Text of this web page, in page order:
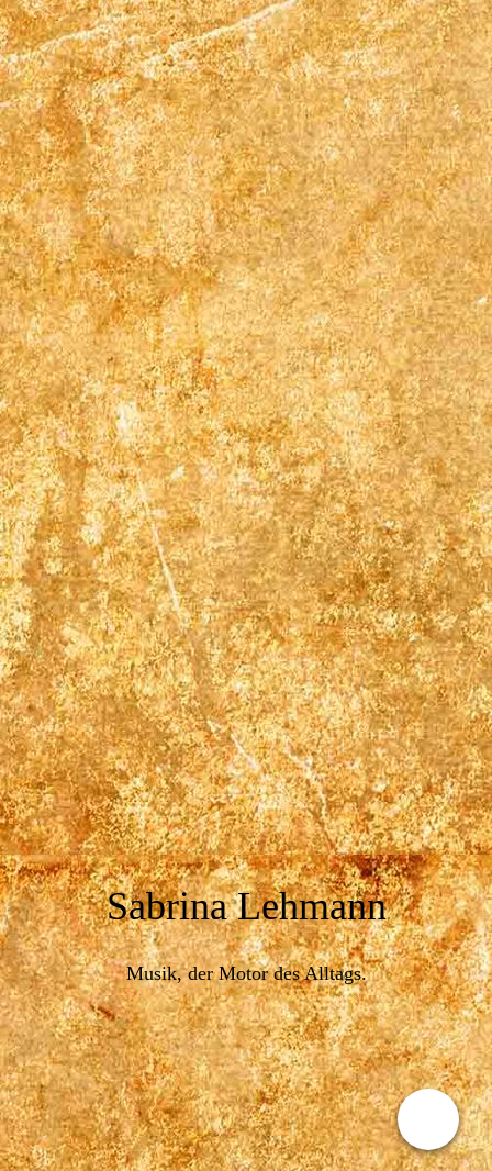
Sabrina Lehmann
Musik, der Motor des Alltags.